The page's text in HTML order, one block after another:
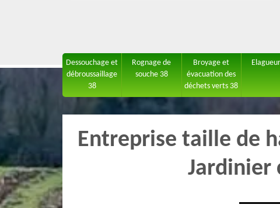
Dessouchage et
débroussaillage
38
Rognage de
souche 38
Broyage et
évacuation des
déchets verts 38
Entreprise taille de
Jardinier